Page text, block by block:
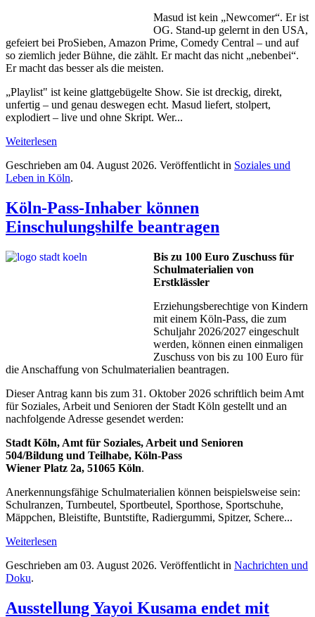
Masud ist kein „Newcomer“. Er ist
OG. Stand-up gelernt in den USA,
gefeiert bei ProSieben, Amazon Prime, Comedy Central – und auf
so ziemlich jeder Bühne, die zählt. Er macht das nicht „nebenbei“.
Er macht das besser als die meisten.
„Playlist" ist keine glattgebügelte Show. Sie ist dreckig, direkt,
unfertig – und genau deswegen echt. Masud liefert, stolpert,
explodiert – live und ohne Skript. Wer...
Weiterlesen
Geschrieben am 04. August 2026. Veröffentlicht in Soziales und
Leben in Köln.
Köln-Pass-Inhaber können
Einschulungshilfe beantragen
Bis zu 100 Euro Zuschuss für
Schulmaterialien von
Erstklässler
Erziehungsberechtige von Kindern
mit einem Köln-Pass, die zum
Schuljahr 2026/2027 eingeschult
werden, können einen einmaligen
Zuschuss von bis zu 100 Euro für
die Anschaffung von Schulmaterialien beantragen.
Dieser Antrag kann bis zum 31. Oktober 2026 schriftlich beim Amt
für Soziales, Arbeit und Senioren der Stadt Köln gestellt und an
nachfolgende Adresse gesendet werden:
Stadt Köln, Amt für Soziales, Arbeit und Senioren
504/Bildung und Teilhabe, Köln-Pass
Wiener Platz 2a, 51065 Köln.
Anerkennungsfähige Schulmaterialien können beispielsweise sein:
Schulranzen, Turnbeutel, Sportbeutel, Sporthose, Sportschuhe,
Mäppchen, Bleistifte, Buntstifte, Radiergummi, Spitzer, Schere...
Weiterlesen
Geschrieben am 03. August 2026. Veröffentlicht in Nachrichten und
Doku.
Ausstellung Yayoi Kusama endet mit